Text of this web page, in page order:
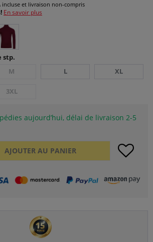
incluse et livraison non-compris
En savoir plus
stp.
M L XL
3XL
aujourd’hui, délai de livraison 2-5
AJOUTER AU PANIER